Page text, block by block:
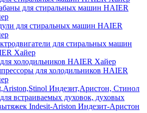
для стиральных машин HAIER
для стиральных машин HAIER
для стиральных машин
Хайер
холодильников HAIER Хайер
для холодильников HAIER
Индезит,Аристон, Стинол
встраиваемых духовок, духовых
Indesit-Ariston Индезит-Аристон